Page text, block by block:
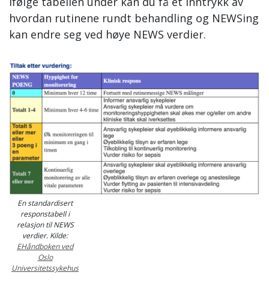
hvordan rutinene rundt behandling og NEWSing
kan endre seg ved høye NEWS verdier.
En standardisert
responstabell i
relasjon til NEWS
verdier. Kilde:
EHåndboken ved
Oslo
Universitetssykehus